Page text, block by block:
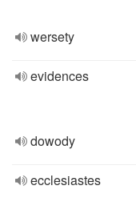
wersety
evidences
dowody
ecclesiastes